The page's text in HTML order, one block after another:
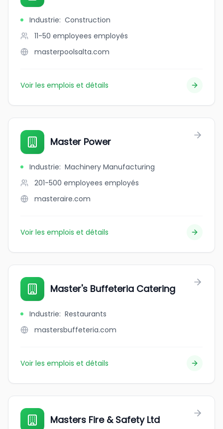
Industrie: Construction
11-50 employees employés
masterpoolsalta.com
Voir les emplois et détails
Master Power
Industrie: Machinery Manufacturing
201-500 employees employés
masteraire.com
Voir les emplois et détails
Master's Buffeteria Catering
Industrie: Restaurants
mastersbuffeteria.com
Voir les emplois et détails
Masters Fire & Safety Ltd